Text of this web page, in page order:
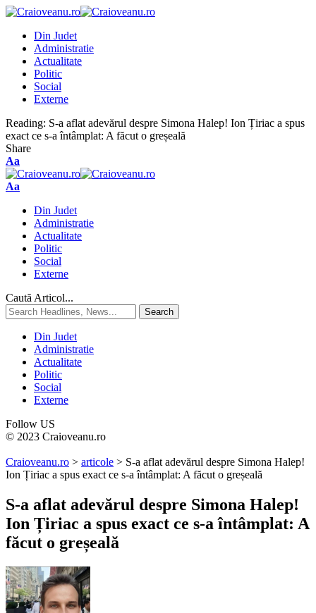
Din Judet
Administratie
Actualitate
Politic
Social
Externe
Reading: S-a aflat adevărul despre Simona Halep! Ion Țiriac a spus
exact ce s-a întâmplat: A făcut o greșeală
Share
Aa
Aa
Din Judet
Administratie
Actualitate
Politic
Social
Externe
Caută Articol...
Din Judet
Administratie
Actualitate
Politic
Social
Externe
Follow US
© 2023 Craioveanu.ro
Craioveanu.ro > articole > S-a aflat adevărul despre Simona Halep!
Ion Țiriac a spus exact ce s-a întâmplat: A făcut o greșeală
S-a aflat adevărul despre Simona Halep!
Ion Țiriac a spus exact ce s-a întâmplat: A
făcut o greșeală